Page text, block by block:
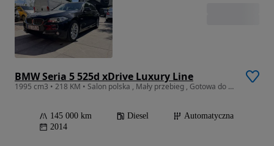
BMW Seria 5 525d xDrive Luxury Line
1995 cm3 • 218 KM • Salon polska , Mały przebieg , Gotowa do urzytkowania
145 000 km Diesel
Automatyczna
2014